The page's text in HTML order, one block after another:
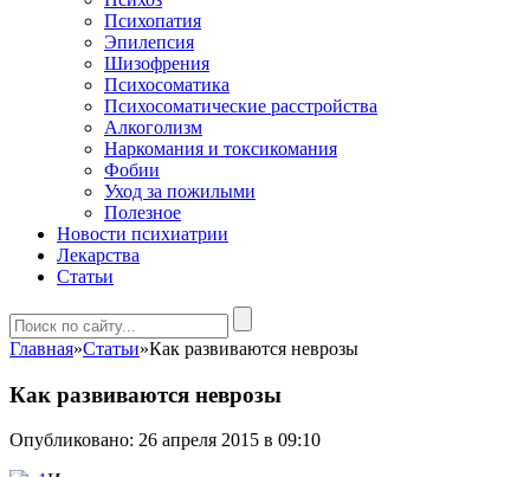
Психопатия
Эпилепсия
Шизофрения
Психосоматика
Психосоматические расстройства
Алкоголизм
Наркомания и токсикомания
Фобии
Уход за пожилыми
Полезное
Новости психиатрии
Лекарства
Статьи
Главная»Статьи»Как развиваются неврозы
Как развиваются неврозы
Опубликовано: 26 апреля 2015 в 09:10